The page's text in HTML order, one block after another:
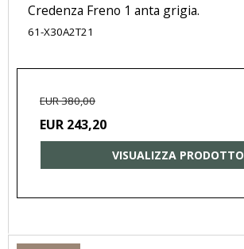
Credenza Freno 1 anta grigia.
61-X30A2T21
EUR 380,00
EUR 243,20
VISUALIZZA PRODOTTO